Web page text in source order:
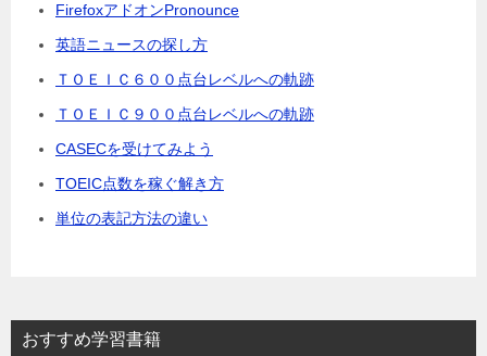
FirefoxアドオンPronounce
英語ニュースの探し方
ＴＯＥＩＣ６００点台レベルへの軌跡
ＴＯＥＩＣ９００点台レベルへの軌跡
CASECを受けてみよう
TOEIC点数を稼ぐ解き方
単位の表記方法の違い
おすすめ学習書籍